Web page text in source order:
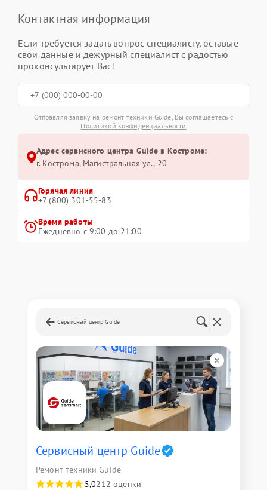
Контактная информация
Если требуется задать вопрос специалисту, оставьте
свои данные и дежурный специалист с радостью
проконсультирует Вас!
Отправляя заявку на ремонт техники Guide, Вы соглашаетесь с
Политикой конфиденциальности
Адрес сервисного центра Guide в Костроме:
г. Кострома, Магистральная ул., 20
Горячая линия
+7 (800) 301-55-83
Время работы
Ежедневно с 9:00 до 21:00
Сервисный центр Guide
Сервисный центр Guide
Ремонт техники Guide
5,0212 оценки